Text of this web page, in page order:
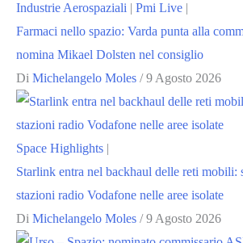
Industrie Aerospaziali | Pmi Live |
Farmaci nello spazio: Varda punta alla
nomina Mikael Dolsten nel consiglio
Di Michelangelo Moles /9 Agosto 2026
Space Highlights |
Starlink entra nel backhaul delle reti mobili:
stazioni radio Vodafone nelle aree isolate
Di Michelangelo Moles /9 Agosto 2026